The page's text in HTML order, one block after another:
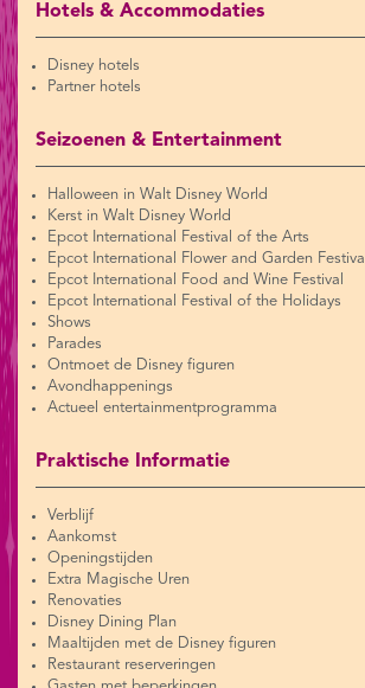
Hotels & Accommodaties
Disney hotels
Partner hotels
Seizoenen & Entertainment
Halloween in Walt Disney World
Kerst in Walt Disney World
Epcot International Festival of the Arts
Epcot International Flower and Garden Festival
Epcot International Food and Wine Festival
Epcot International Festival of the Holidays
Shows
Parades
Ontmoet de Disney figuren
Avondhappenings
Actueel entertainmentprogramma
Praktische Informatie
Verblijf
Aankomst
Openingstijden
Extra Magische Uren
Renovaties
Disney Dining Plan
Maaltijden met de Disney figuren
Restaurant reserveringen